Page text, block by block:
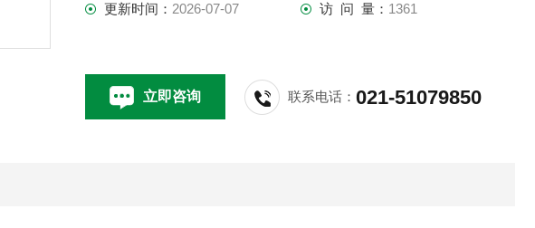
更新时间： 2026-07-07 访 问 量： 1361
立即咨询 联系电话：021-51079850